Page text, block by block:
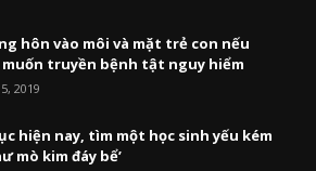
hôn vào môi và mặt trẻ con nếu
truyền bệnh tật nguy hiểm
2019
hiện nay, tìm một học sinh yếu kém
mò kim đáy bể’